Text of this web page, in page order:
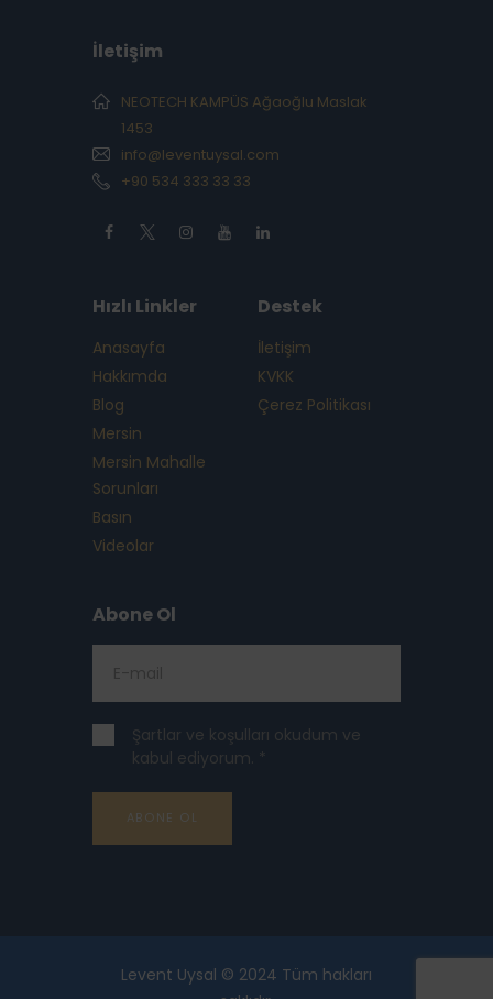
İletişim
NEOTECH KAMPÜS Ağaoğlu Maslak
1453
info@leventuysal.com
+90 534 333 33 33
Hızlı Linkler
Anasayfa
Hakkımda
Blog
Mersin
Mersin Mahalle
Sorunları
Basın
Videolar
Destek
İletişim
KVKK
Çerez Politikası
Abone Ol
Şartlar ve koşulları okudum ve
kabul ediyorum. *
Levent Uysal © 2024 Tüm hakları